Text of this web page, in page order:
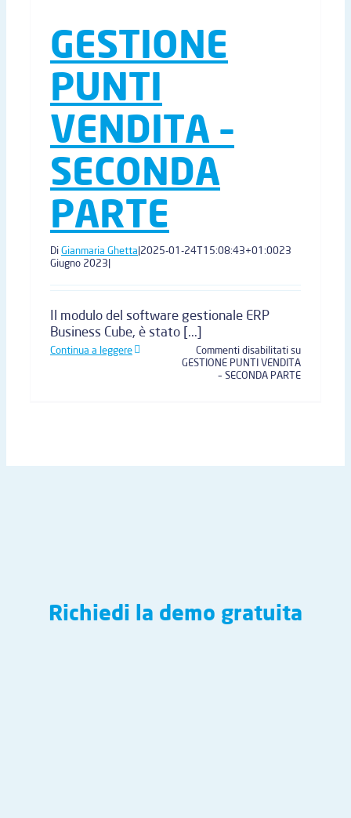
GESTIONE
PUNTI
VENDITA –
SECONDA
PARTE
DiGianmaria Ghetta|2025-01-24T15:08:43+01:0023
Giugno 2023|
Il modulo del software gestionale ERP
Business Cube, è stato [...]
Continua a leggere Commenti disabilitatisu
GESTIONE PUNTI VENDITA
– SECONDA PARTE
Richiedi la demo gratuita